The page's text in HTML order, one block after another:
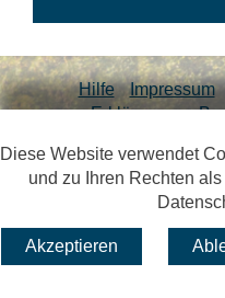
Diese Website verwendet
und zu Ihren Rechten
Links zur Hilfe, Impressum,
Hilfe Impressum
Erklärung zur
Öffnet im Dialogfenster.
Ihre Sitzung